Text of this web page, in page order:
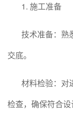
1. 施工准备
技术准备：熟
交底。
材料检验：对
检查，确保符合设